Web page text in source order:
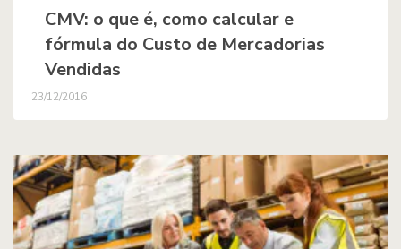
CMV: o que é, como calcular e
fórmula do Custo de Mercadorias
Vendidas
23/12/2016